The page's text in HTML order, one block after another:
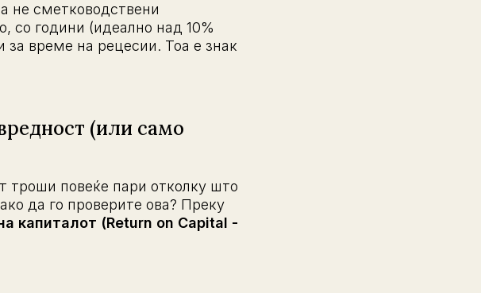
не сметководствени
со години (идеално над 10%
за време на рецесии. Тоа е знак
(или само
троши повеќе пари отколку што
да го проверите ова? Преку
капиталот (Return on Capital -